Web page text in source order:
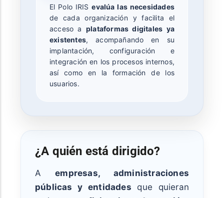
El Polo IRISevalúa las necesidades
de cada organización y facilita el
acceso a plataformas digitales ya
existentes, acompañando en su
implantación, configuración e
integración en los procesos internos,
así como en la formación de los
usuarios.
¿A quién está dirigido?
Aempresas, administraciones
públicas y entidades que quieran